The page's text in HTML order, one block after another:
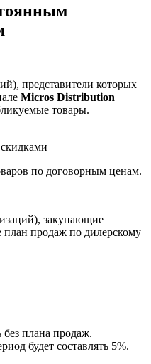
представители которых
Micros Distribution
товары.
по договорным ценам.
закупающие
продаж по дилерскому
плана продаж.
будет составлять 5%.